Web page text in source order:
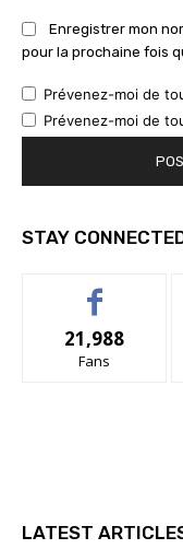
Enregistrer mon
pour la prochaine fois
Prévenez-moi de
Prévenez-moi de
STAY
21,988
Fans
LATEST